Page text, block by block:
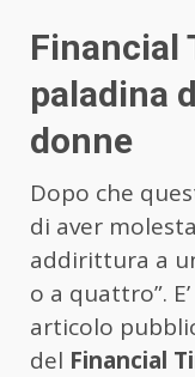
Financial
paladina
donne
Dopo che
di aver
addirittura a
o a quattro”.
articolo
del Financial